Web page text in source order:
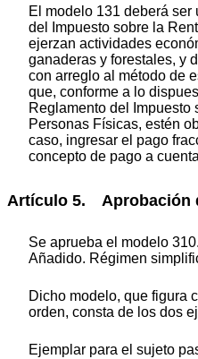
El modelo 131 deberá
del Impuesto sobre la
ejerzan actividades
ganaderas y forestales, y
con arreglo al método de
que, conforme a lo
Reglamento del Impuesto
Personas Físicas, estén
caso, ingresar el pago
concepto de pago a
Artículo 5. Aprobación
Se aprueba el modelo
Añadido. Régimen
Dicho modelo, que figura
orden, consta de los dos
Ejemplar para el sujeto